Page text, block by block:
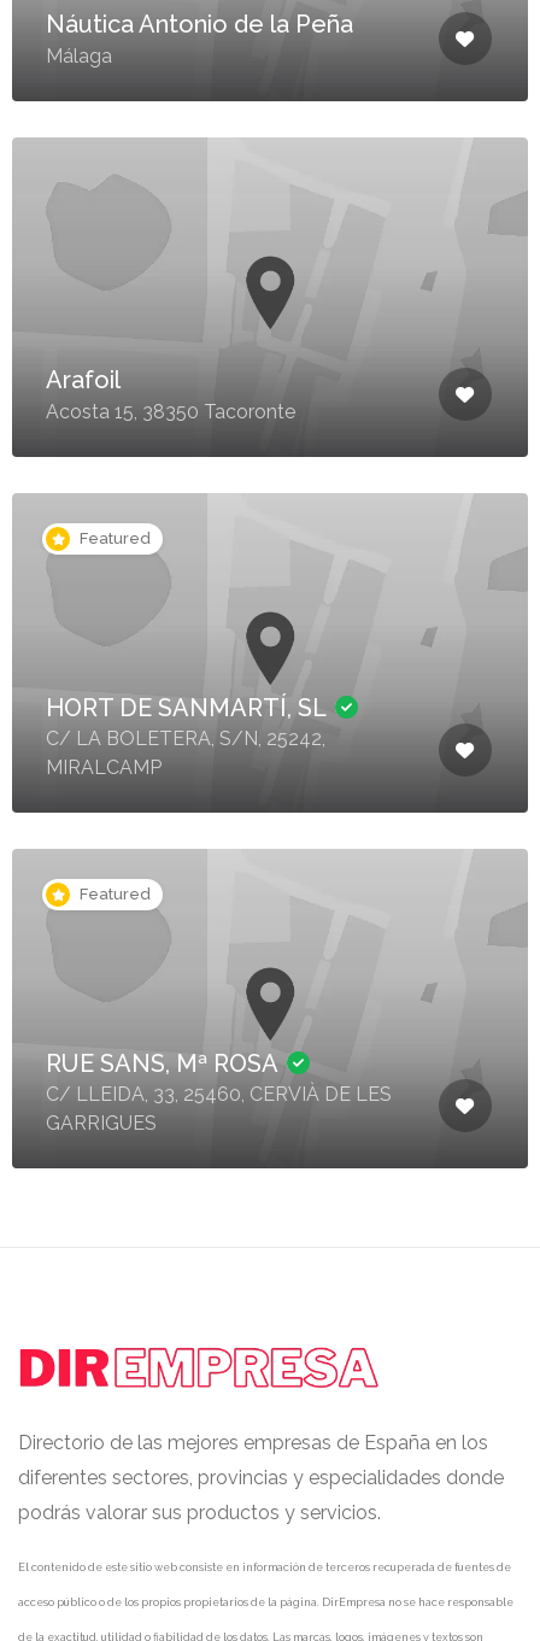
Náutica Antonio de la Peña
Málaga
Arafoil
Acosta 15, 38350 Tacoronte
Featured
HORT DE SANMARTÍ, SL
C/ LA BOLETERA, S/N, 25242,
MIRALCAMP
Featured
RUE SANS, Mª ROSA
C/ LLEIDA, 33, 25460, CERVIÀ DE LES
GARRIGUES
Directorio de las mejores empresas de España en los
diferentes sectores, provincias y especialidades donde
podrás valorar sus productos y servicios.
El contenido de este sitio web consiste en información de terceros recuperada de fuentes de
acceso público o de los propios propietarios de la página. DirEmpresa no se hace responsable
de la exactitud, utilidad o fiabilidad de los datos. Las marcas, logos, imágenes y textos son